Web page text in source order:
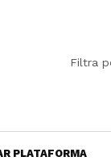
Filtra